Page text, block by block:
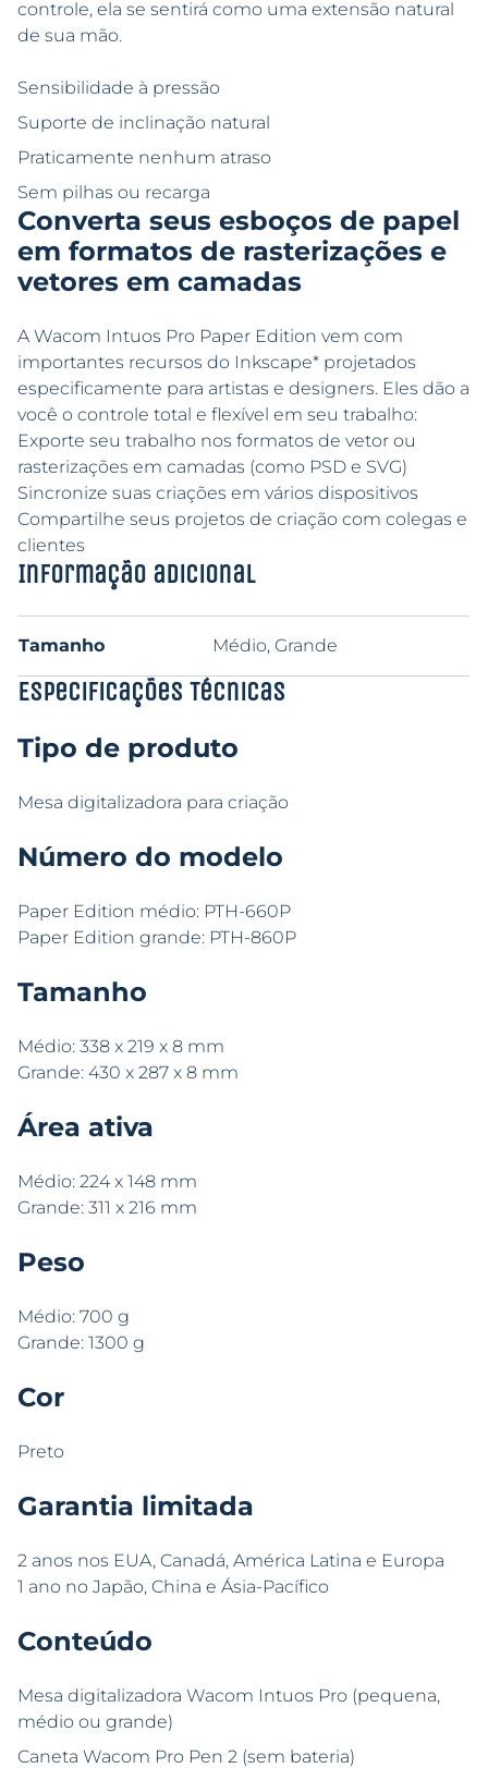
controle, ela se sentirá como uma extensão natural
de sua mão.
Sensibilidade à pressão
Suporte de inclinação natural
Praticamente nenhum atraso
Sem pilhas ou recarga
Converta seus esboços de papel
em formatos de rasterizações e
vetores em camadas
A Wacom Intuos Pro Paper Edition vem com
importantes recursos do Inkscape* projetados
especificamente para artistas e designers. Eles dão a
você o controle total e flexível em seu trabalho:
Exporte seu trabalho nos formatos de vetor ou
rasterizações em camadas (como PSD e SVG)
Sincronize suas criações em vários dispositivos
Compartilhe seus projetos de criação com colegas e
clientes
Informação adicional
Tamanho Médio, Grande
Especificações Técnicas
Tipo de produto
Mesa digitalizadora para criação
Número do modelo
Paper Edition médio: PTH-660P
Paper Edition grande: PTH-860P
Tamanho
Médio: 338 x 219 x 8 mm
Grande: 430 x 287 x 8 mm
Área ativa
Médio: 224 x 148 mm
Grande: 311 x 216 mm
Peso
Médio: 700 g
Grande: 1300 g
Cor
Preto
Garantia limitada
2 anos nos EUA, Canadá, América Latina e Europa
1 ano no Japão, China e Ásia-Pacífico
Conteúdo
Mesa digitalizadora Wacom Intuos Pro (pequena,
médio ou grande)
Caneta Wacom Pro Pen 2 (sem bateria)